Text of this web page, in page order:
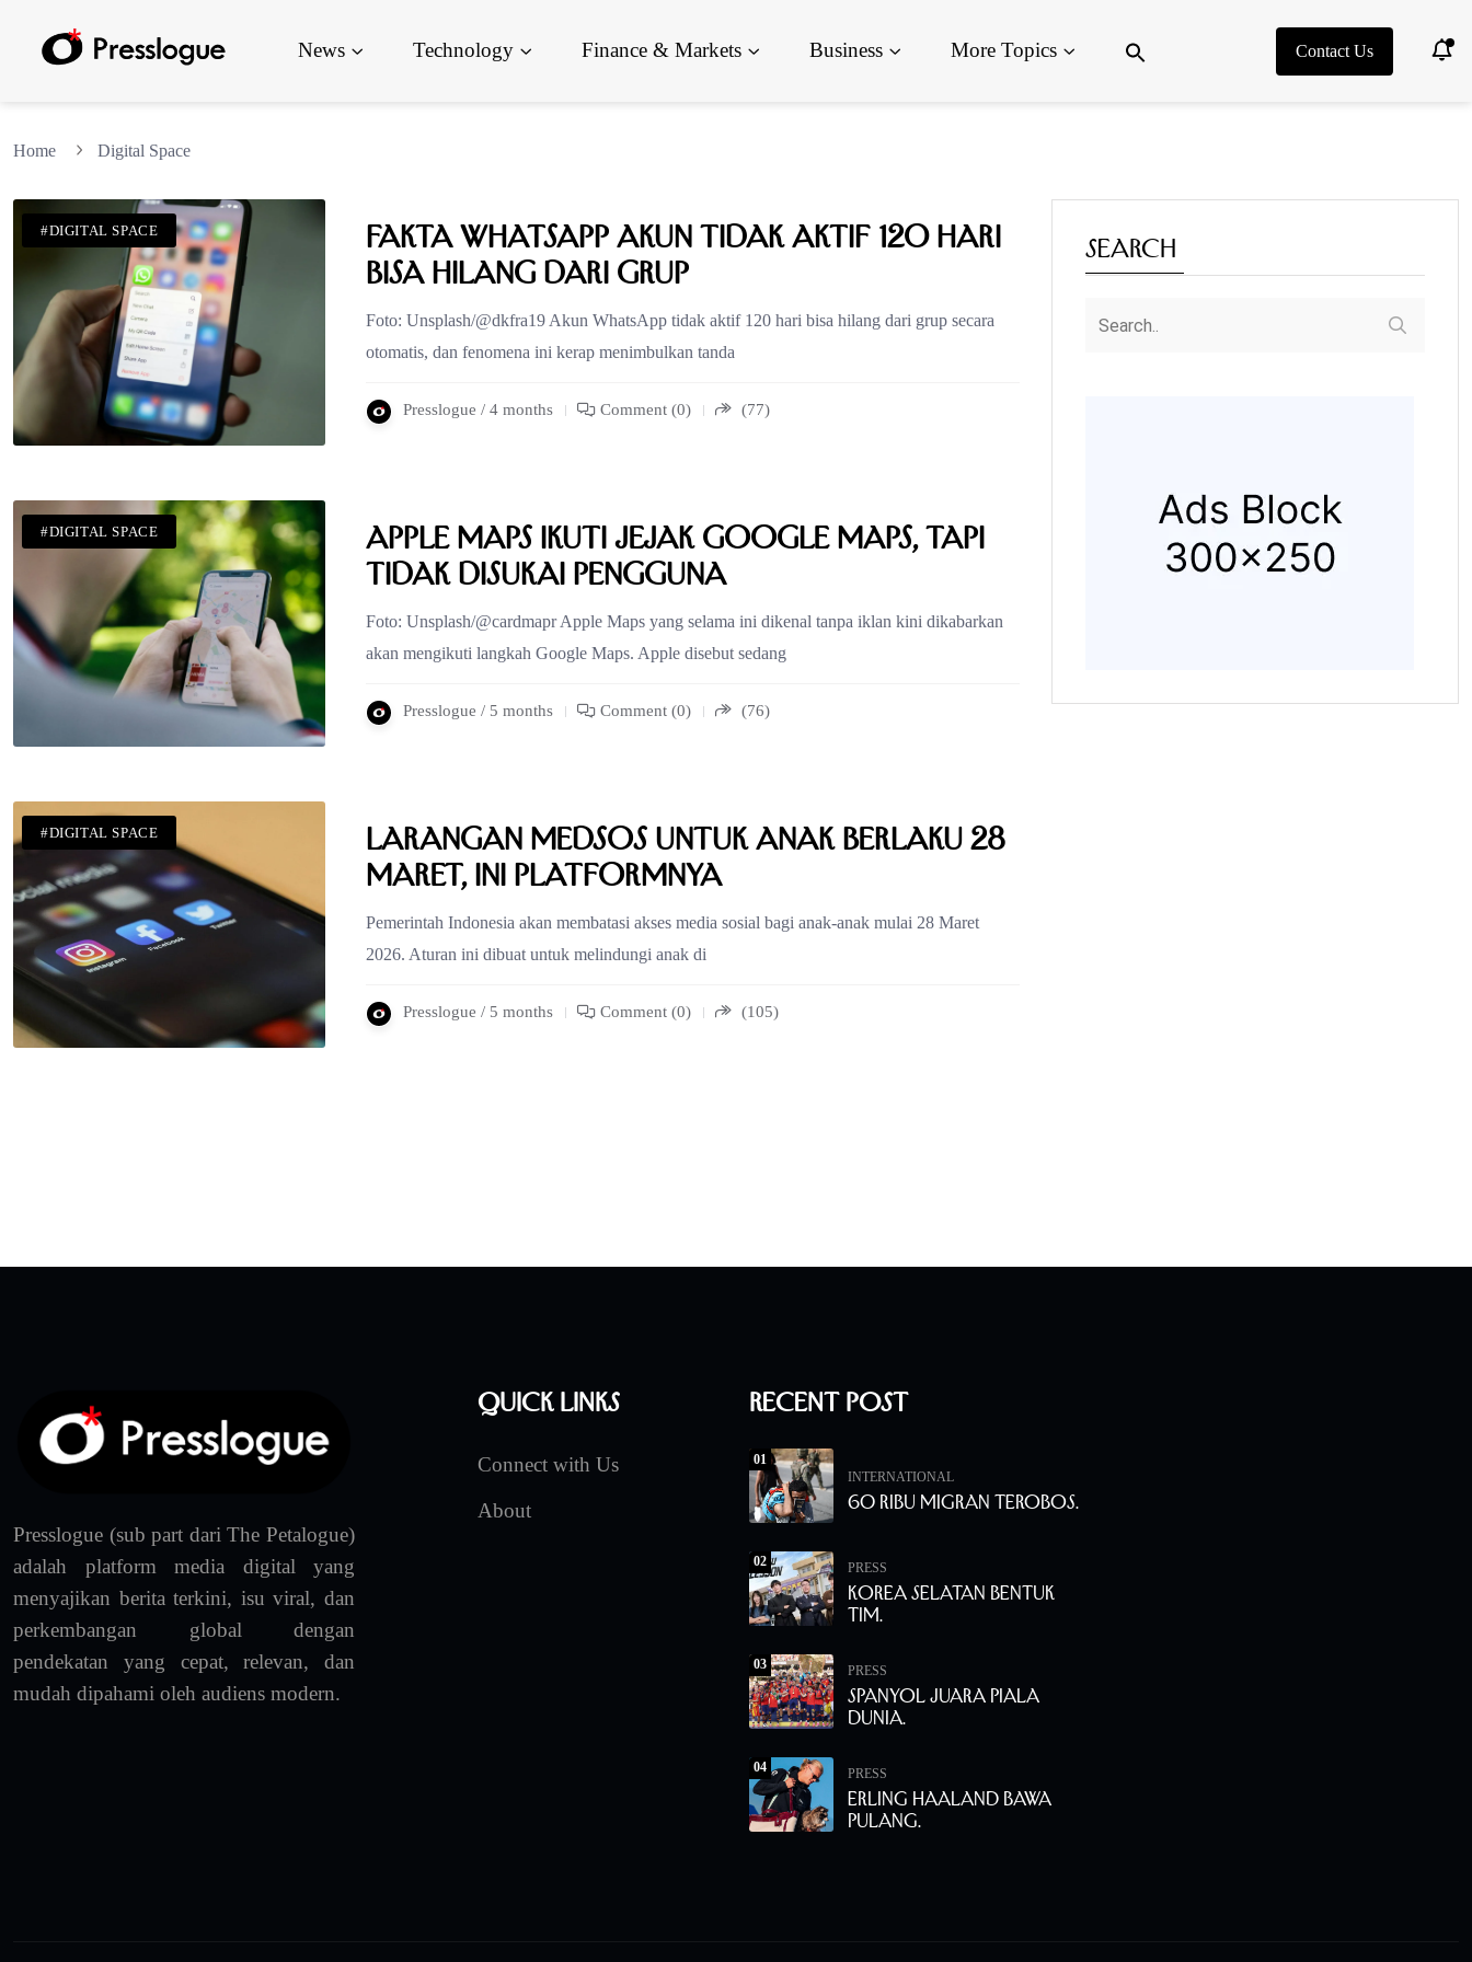
News Technology Finance & Markets Business More Topics Contact Us
Home Digital Space
#DIGITAL SPACE
Fakta WhatsApp Akun Tidak Aktif 120 Hari
Bisa Hilang dari Grup
Foto: Unsplash/@dkfra19 Akun WhatsApp tidak aktif 120 hari bisa hilang dari grup secara
otomatis, dan fenomena ini kerap menimbulkan tanda
Presslogue / 4 months Comment (0) (77)
#DIGITAL SPACE
Apple Maps Ikuti Jejak Google Maps, Tapi
Tidak Disukai Pengguna
Foto: Unsplash/@cardmapr Apple Maps yang selama ini dikenal tanpa iklan kini dikabarkan
akan mengikuti langkah Google Maps. Apple disebut sedang
Presslogue / 5 months Comment (0) (76)
#DIGITAL SPACE
Larangan Medsos untuk Anak Berlaku 28
Maret, Ini Platformnya
Pemerintah Indonesia akan membatasi akses media sosial bagi anak-anak mulai 28 Maret
2026. Aturan ini dibuat untuk melindungi anak di
Presslogue / 5 months Comment (0) (105)
Search
Presslogue (sub part dari The Petalogue)
adalah platform media digital yang
menyajikan berita terkini, isu viral, dan
perkembangan global dengan
pendekatan yang cepat, relevan, dan
mudah dipahami oleh audiens modern.
Quick Links
Connect with Us
About
Recent Post
01
INTERNATIONAL
60 Ribu Migran Terobos.
02 PRESS
Korea Selatan Bentuk
Tim.
03 PRESS
Spanyol Juara Piala
Dunia.
04 PRESS
Erling Haaland Bawa
Pulang.